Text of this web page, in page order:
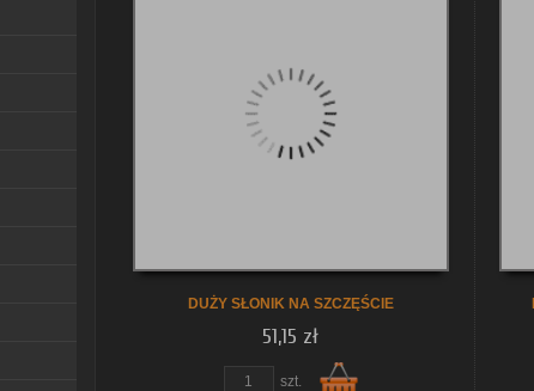
DUŻY SŁONIK NA SZCZĘŚCIE
51,15 zł
szt.
zobacz szczegóły